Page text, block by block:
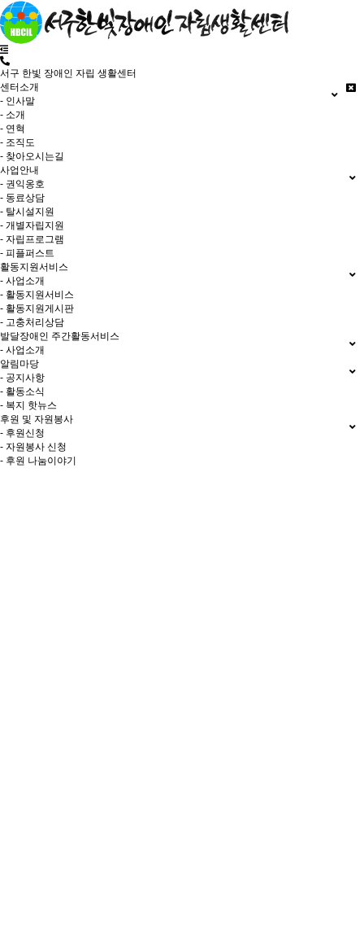
서구 한빛 장애인 자립 생활센터
센터소개
- 인사말
- 소개
- 연혁
- 조직도
- 찾아오시는길
사업안내
- 권익옹호
- 동료상담
- 탈시설지원
- 개별자립지원
- 자립프로그램
- 피플퍼스트
활동지원서비스
- 사업소개
- 활동지원서비스
- 활동지원게시판
- 고충처리상담
발달장애인 주간활동서비스
- 사업소개
알림마당
- 공지사항
- 활동소식
- 복지 핫뉴스
후원 및 자원봉사
- 후원신청
- 자원봉사 신청
- 후원 나눔이야기